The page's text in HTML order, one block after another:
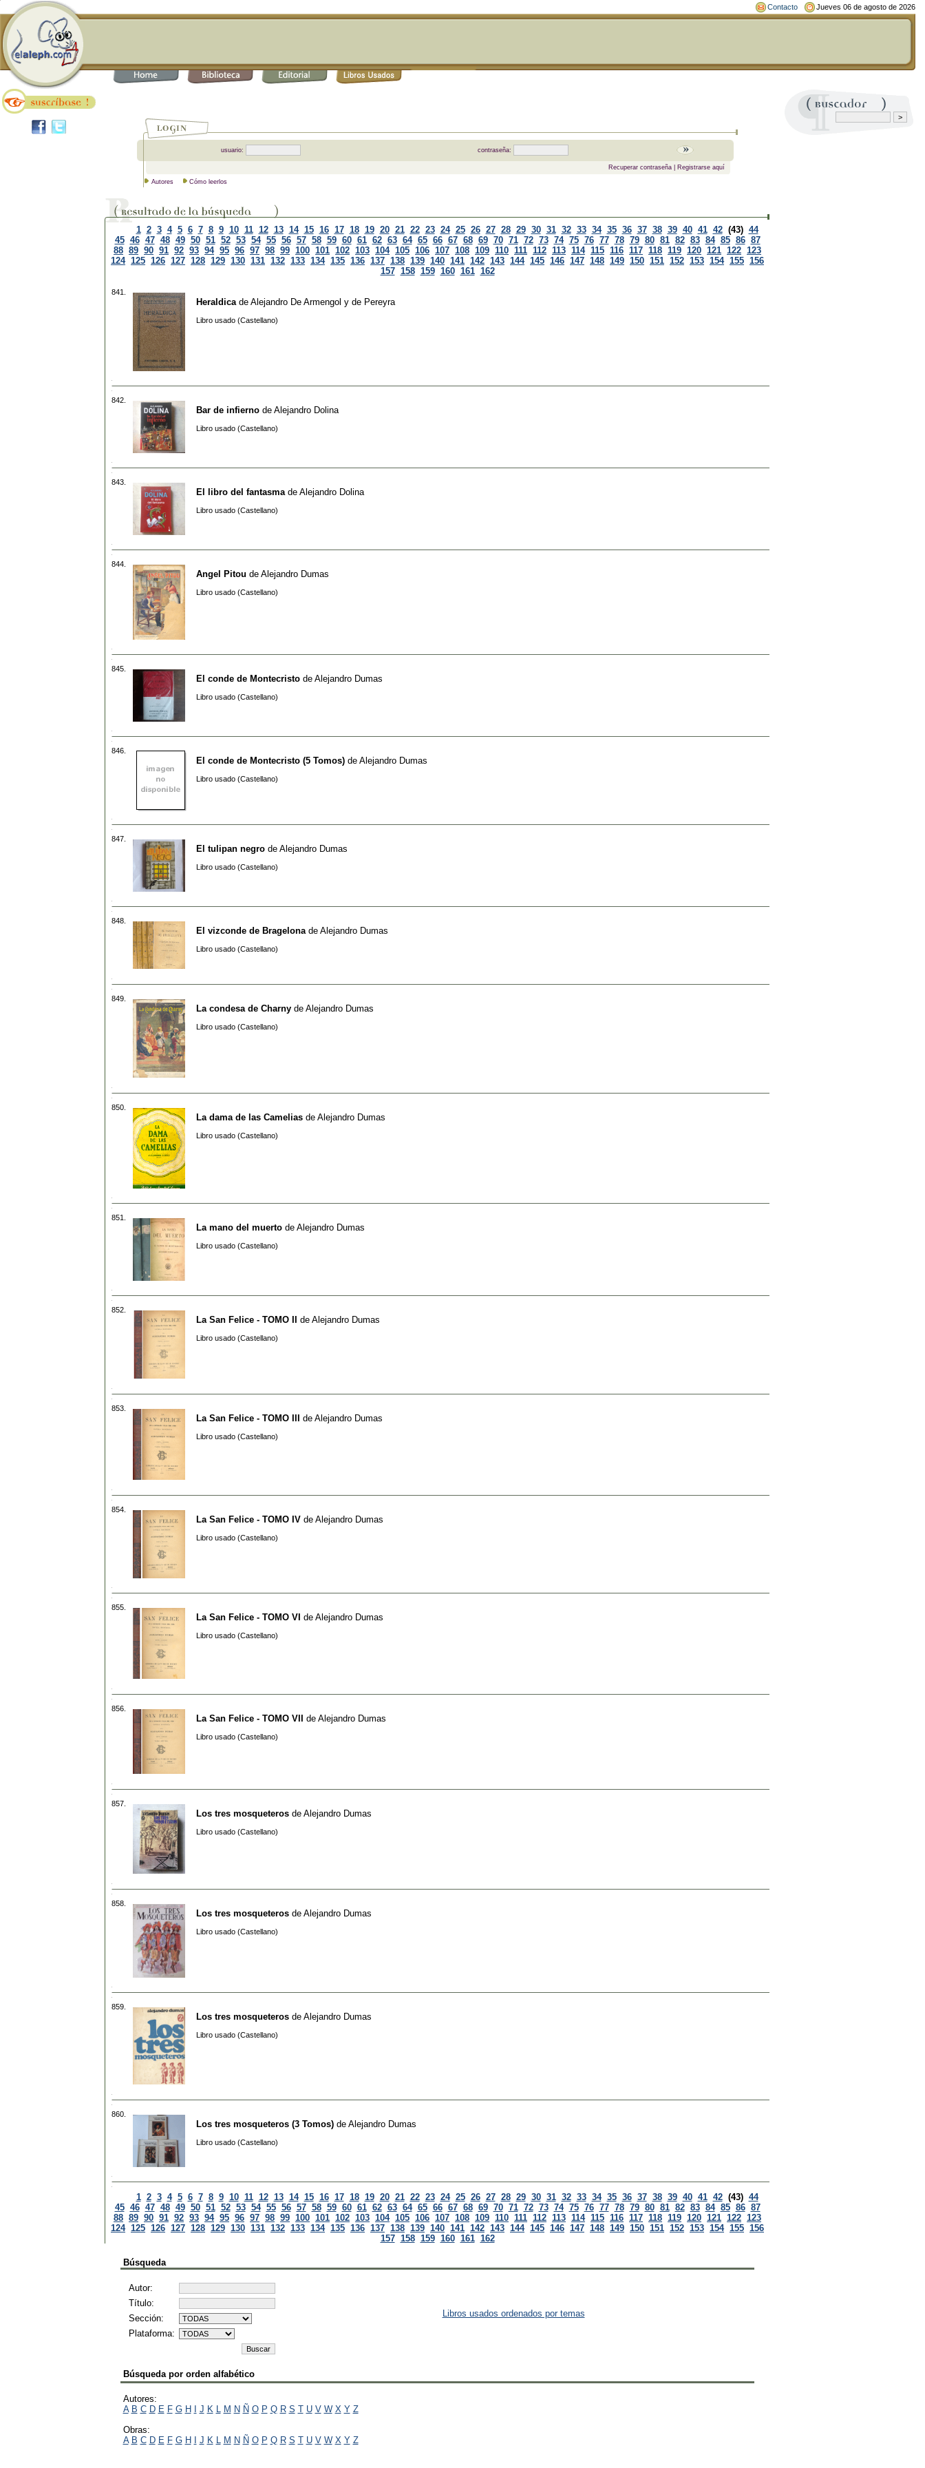
Contacto Jueves 06 de agosto de 2026
usuario: contraseña:
Recuperar contraseña| Registrarse aquí
Autores Cómo leerlos
1 2 3 4 5 6 7 8 9 10 11 12 13 14 15 16 17 18 19 20 21 22 23 24 25 26 27 28 29 30 31 32 33 34 35 36 37 38 39 40 41 42 (43) 44
45 46 47 48 49 50 51 52 53 54 55 56 57 58 59 60 61 62 63 64 65 66 67 68 69 70 71 72 73 74 75 76 77 78 79 80 81 82 83 84 85 86 87
88 89 90 91 92 93 94 95 96 97 98 99 100 101 102 103 104 105 106 107 108 109 110 111 112 113 114 115 116 117 118 119 120 121 122 123
124 125 126 127 128 129 130 131 132 133 134 135 136 137 138 139 140 141 142 143 144 145 146 147 148 149 150 151 152 153 154 155 156
157 158 159 160 161 162
841.
Heraldica de Alejandro De Armengol y de Pereyra
Libro usado (Castellano)
842.
Bar de infierno de Alejandro Dolina
Libro usado (Castellano)
843.
El libro del fantasma de Alejandro Dolina
Libro usado (Castellano)
844.
Angel Pitou de Alejandro Dumas
Libro usado (Castellano)
845.
El conde de Montecristo de Alejandro Dumas
Libro usado (Castellano)
846.
El conde de Montecristo (5 Tomos) de Alejandro Dumas
Libro usado (Castellano)
847.
El tulipan negro de Alejandro Dumas
Libro usado (Castellano)
848.
El vizconde de Bragelona de Alejandro Dumas
Libro usado (Castellano)
849.
La condesa de Charny de Alejandro Dumas
Libro usado (Castellano)
850.
La dama de las Camelias de Alejandro Dumas
Libro usado (Castellano)
851.
La mano del muerto de Alejandro Dumas
Libro usado (Castellano)
852.
La San Felice - TOMO II de Alejandro Dumas
Libro usado (Castellano)
853.
La San Felice - TOMO III de Alejandro Dumas
Libro usado (Castellano)
854.
La San Felice - TOMO IV de Alejandro Dumas
Libro usado (Castellano)
855.
La San Felice - TOMO VI de Alejandro Dumas
Libro usado (Castellano)
856.
La San Felice - TOMO VII de Alejandro Dumas
Libro usado (Castellano)
857.
Los tres mosqueteros de Alejandro Dumas
Libro usado (Castellano)
858.
Los tres mosqueteros de Alejandro Dumas
Libro usado (Castellano)
859.
Los tres mosqueteros de Alejandro Dumas
Libro usado (Castellano)
860.
Los tres mosqueteros (3 Tomos) de Alejandro Dumas
Libro usado (Castellano)
1 2 3 4 5 6 7 8 9 10 11 12 13 14 15 16 17 18 19 20 21 22 23 24 25 26 27 28 29 30 31 32 33 34 35 36 37 38 39 40 41 42 (43) 44
45 46 47 48 49 50 51 52 53 54 55 56 57 58 59 60 61 62 63 64 65 66 67 68 69 70 71 72 73 74 75 76 77 78 79 80 81 82 83 84 85 86 87
88 89 90 91 92 93 94 95 96 97 98 99 100 101 102 103 104 105 106 107 108 109 110 111 112 113 114 115 116 117 118 119 120 121 122 123
124 125 126 127 128 129 130 131 132 133 134 135 136 137 138 139 140 141 142 143 144 145 146 147 148 149 150 151 152 153 154 155 156
157 158 159 160 161 162
Búsqueda
Autor:
Título:
Sección:
Plataforma:
Libros usados ordenados por temas
Búsqueda por orden alfabético
Autores:
A B C D E F G H I J K L M N Ñ O P Q R S T U V W X Y Z
Obras:
A B C D E F G H I J K L M N Ñ O P Q R S T U V W X Y Z